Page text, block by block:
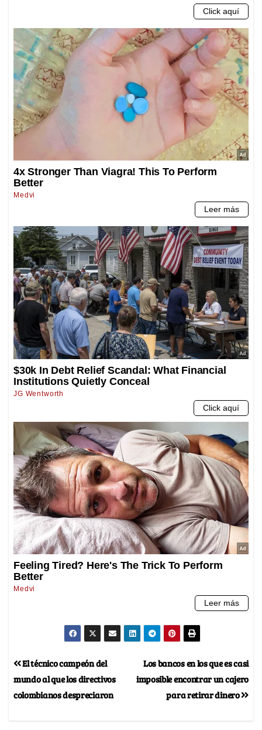
Los bancos en los que es casi
imposible encontrar un cajero
para retirar dinero
El técnico campeón del
mundo al que los directivos
colombianos despreciaron